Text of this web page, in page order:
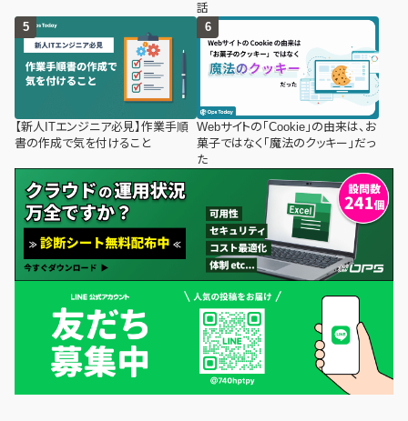
話
【新人ITエンジニア必見】作業手順
書の作成で気を付けること
Webサイトの「Cookie」の由来は、お
菓子ではなく「魔法のクッキー」だっ
た